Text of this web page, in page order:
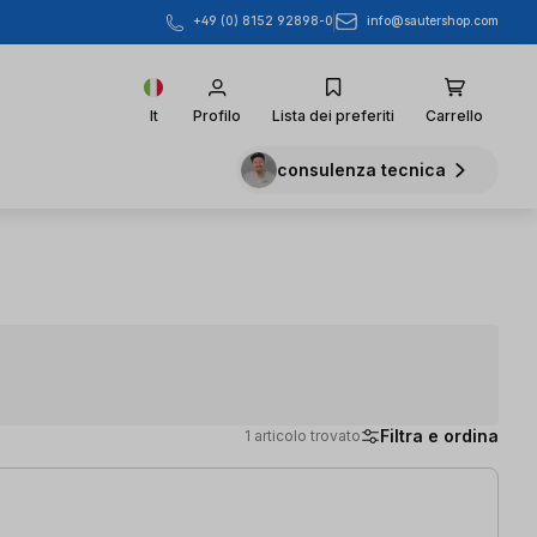
+49 (0) 8152 92898-0 info@sautershop.com
It Profilo Lista dei preferiti Carrello
consulenza tecnica
1 articolo trovato Filtra e ordina